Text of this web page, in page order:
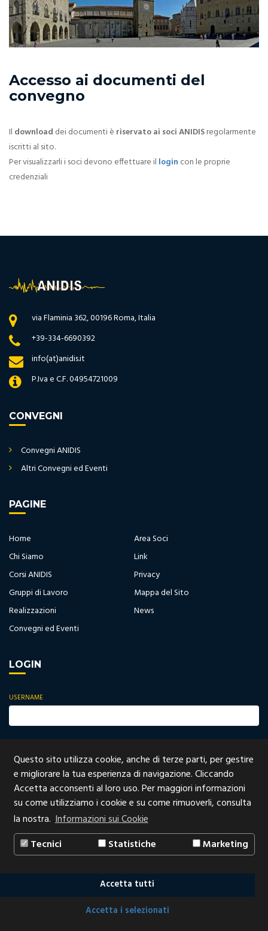
Accesso ai documenti del
convegno
Il download dei documenti è riservato ai soci ANIDISregolarmente
iscritti al sito.
Per visualizzarli i soci devono effettuare il login con le proprie
credenziali
via Flaminia 362, 00196 Roma, Italia
+39-334-6690392
info(at)anidis.it
P.Iva e C.F. 04954721009
CONVEGNI
Convegni ANIDIS
Altri Convegni ed Eventi
PAGINE
Home
Chi Siamo
Corsi ANIDIS
Gruppi di Lavoro
Realizzazioni
Convegni ed Eventi
Area Soci
Link
Privacy
Mappa del Sito
News
LOGIN
USERNAME
PASSWORD
Login
Questo sito utilizza cookie, anche di terze parti, per gestire
e migliorare la tua esperienza di navigazione. Cliccando
Accetta acconsenti al loro uso. Per maggiori informazioni
su come utilizziamo i cookie e su come rimuoverli, consulta
la nostra. Informazioni sui Cookie
Tecnici
Statistiche Marketing
Accetta tutti
Accetta i selezionati